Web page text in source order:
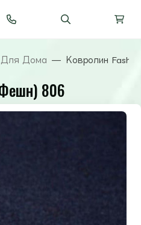
Для Дома Ковролин
806